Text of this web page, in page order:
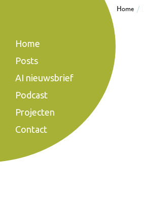
Home
Home
Posts
AI nieuwsbrief
Podcast
Projecten
Contact